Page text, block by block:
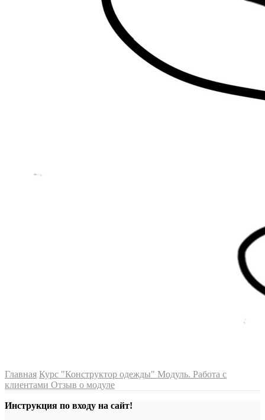
Главная Курс "Конструктор одежды" Модуль. Работа с
клиентами Отзыв о модуле
Инструкция по входу на сайт!